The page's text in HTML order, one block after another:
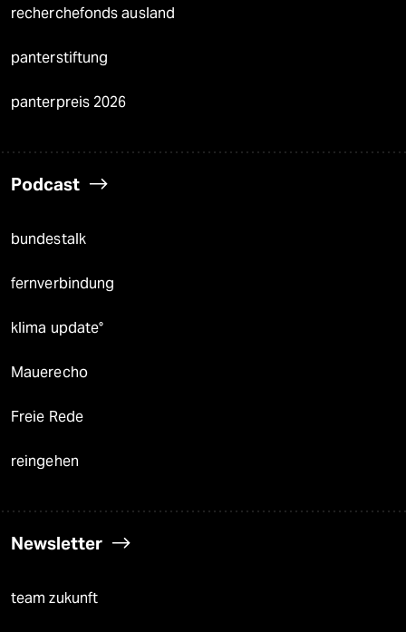
recherchefonds ausland
panterstiftung
panterpreis 2026
Podcast
bundestalk
fernverbindung
klima update°
Mauerecho
Freie Rede
reingehen
Newsletter
team zukunft